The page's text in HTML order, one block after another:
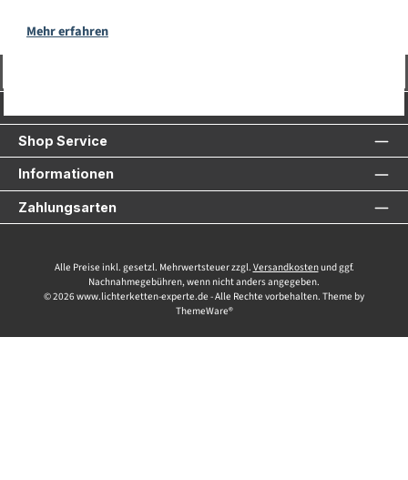
Mehr erfahren
Shop Service
Informationen
Zahlungsarten
Alle Preise inkl. gesetzl. Mehrwertsteuer zzgl. Versandkostenund ggf.
Nachnahmegebühren, wenn nicht anders angegeben.
© 2026 www.lichterketten-experte.de - Alle Rechte vorbehalten. Theme by
ThemeWare®